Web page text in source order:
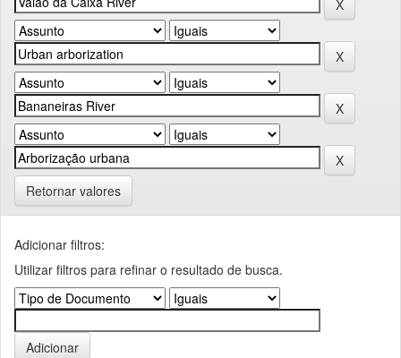
Retornar valores
Adicionar filtros:
Utilizar filtros para refinar o resultado de busca.